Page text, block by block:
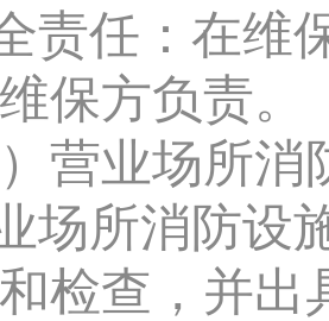
责任：在维
保方负责。
）营业场所
场所消防设
检查，并出